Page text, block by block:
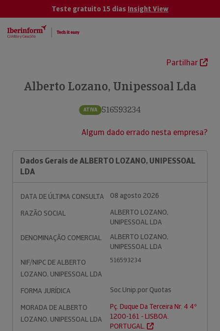
Teste gratuito 15 dias Insight View
Partilhar
Alberto Lozano, Unipessoal Lda
ATIVA 516593234
Algum dado errado nesta empresa?
Dados Gerais de ALBERTO LOZANO, UNIPESSOAL
LDA
DATA DE ÚLTIMA CONSULTA
08 agosto 2026
RAZÃO SOCIAL
ALBERTO LOZANO,
UNIPESSOAL LDA
DENOMINAÇÃO COMERCIAL
ALBERTO LOZANO,
UNIPESSOAL LDA
NIF/NIPC DE ALBERTO
LOZANO, UNIPESSOAL LDA
516593234
FORMA JURÍDICA
Soc.Unip.por Quotas
MORADA DE ALBERTO
LOZANO, UNIPESSOAL LDA
Pç. Duque Da Terceira Nr. 4 4º
1200-161 - LISBOA.
PORTUGAL.